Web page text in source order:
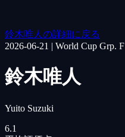
鈴木唯人の詳細に戻る
2026-06-21 | World Cup Grp. F
鈴木唯人
Yuito Suzuki
6.1